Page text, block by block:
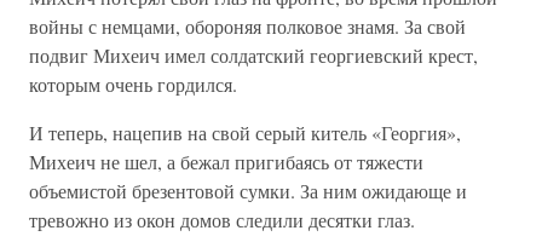
войны с немцами, обороняя полковое знамя. За свой
подвиг Михеич имел солдатский георгиевский крест,
которым очень гордился.
И теперь, нацепив на свой серый китель «Георгия»,
Михеич не шел, а бежал пригибаясь от тяжести
объемистой брезентовой сумки. За ним ожидающе и
тревожно из окон домов следили десятки глаз.